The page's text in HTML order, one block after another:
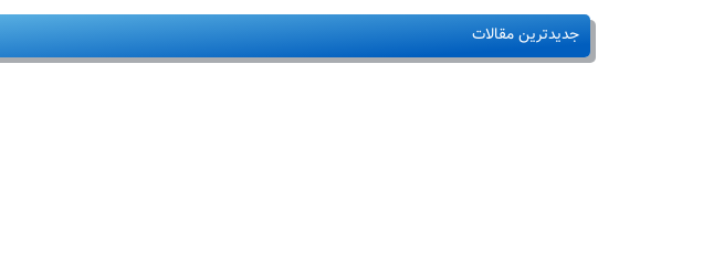
جدیدترین مقالات